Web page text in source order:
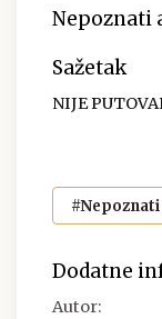
Nepoznati
Sažetak
NIJE
Dodatne
Autor: